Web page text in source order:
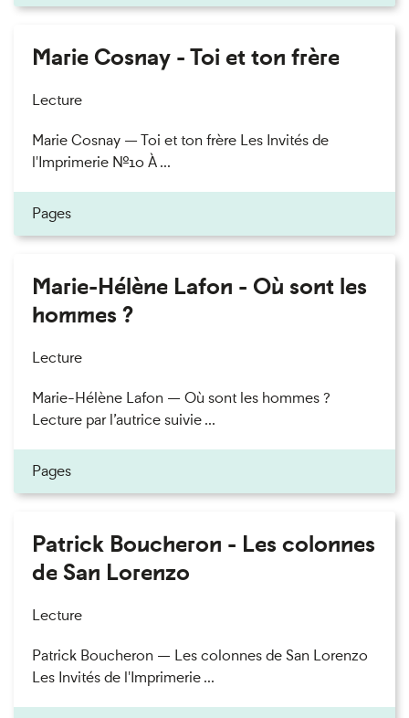
Marie Cosnay - Toi et ton frère
Lecture
Marie Cosnay — Toi et ton frère Les Invités de
l'Imprimerie n°10 À ...
Pages
Marie-Hélène Lafon - Où sont les
hommes ?
Lecture
Marie-Hélène Lafon — Où sont les hommes ?
Lecture par l’autrice suivie ...
Pages
Patrick Boucheron - Les colonnes
de San Lorenzo
Lecture
Patrick Boucheron — Les colonnes de San Lorenzo
Les Invités de l'Imprimerie ...